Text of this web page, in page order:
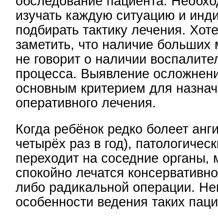
изучать каждую ситуацию и
подбирать тактику лечения.
заметить, что наличие
не говорит о наличии
процесса. Выявление
основным критерием для
оперативного лечения.
Когда ребёнок редко болеет
четырёх раз в год),
переходит на соседние
спокойно лечатся
либо радикальной операции.
особенности ведения таких